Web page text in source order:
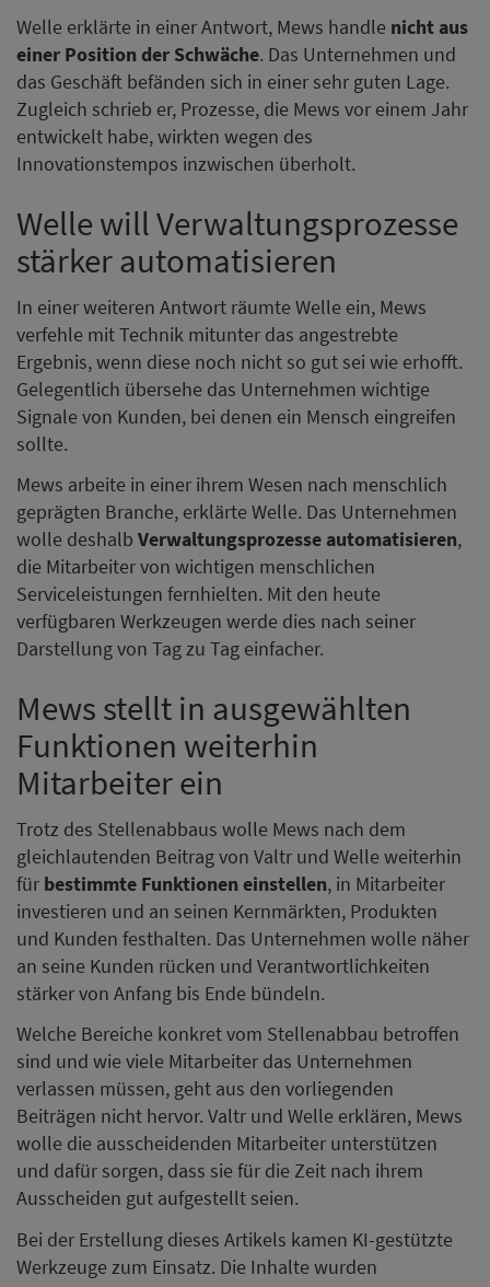
Welle erklärte in einer Antwort, Mews handle nicht aus
einer Position der Schwäche. Das Unternehmen und
das Geschäft befänden sich in einer sehr guten Lage.
Zugleich schrieb er, Prozesse, die Mews vor einem Jahr
entwickelt habe, wirkten wegen des
Innovationstempos inzwischen überholt.
Welle will Verwaltungsprozesse
stärker automatisieren
In einer weiteren Antwort räumte Welle ein, Mews
verfehle mit Technik mitunter das angestrebte
Ergebnis, wenn diese noch nicht so gut sei wie erhofft.
Gelegentlich übersehe das Unternehmen wichtige
Signale von Kunden, bei denen ein Mensch eingreifen
sollte.
Mews arbeite in einer ihrem Wesen nach menschlich
geprägten Branche, erklärte Welle. Das Unternehmen
wolle deshalb Verwaltungsprozesse automatisieren,
die Mitarbeiter von wichtigen menschlichen
Serviceleistungen fernhielten. Mit den heute
verfügbaren Werkzeugen werde dies nach seiner
Darstellung von Tag zu Tag einfacher.
Mews stellt in ausgewählten
Funktionen weiterhin
Mitarbeiter ein
Trotz des Stellenabbaus wolle Mews nach dem
gleichlautenden Beitrag von Valtr und Welle weiterhin
für bestimmte Funktionen einstellen, in Mitarbeiter
investieren und an seinen Kernmärkten, Produkten
und Kunden festhalten. Das Unternehmen wolle näher
an seine Kunden rücken und Verantwortlichkeiten
stärker von Anfang bis Ende bündeln.
Welche Bereiche konkret vom Stellenabbau betroffen
sind und wie viele Mitarbeiter das Unternehmen
verlassen müssen, geht aus den vorliegenden
Beiträgen nicht hervor. Valtr und Welle erklären, Mews
wolle die ausscheidenden Mitarbeiter unterstützen
und dafür sorgen, dass sie für die Zeit nach ihrem
Ausscheiden gut aufgestellt seien.
Bei der Erstellung dieses Artikels kamen KI-gestützte
Werkzeuge zum Einsatz. Die Inhalte wurden